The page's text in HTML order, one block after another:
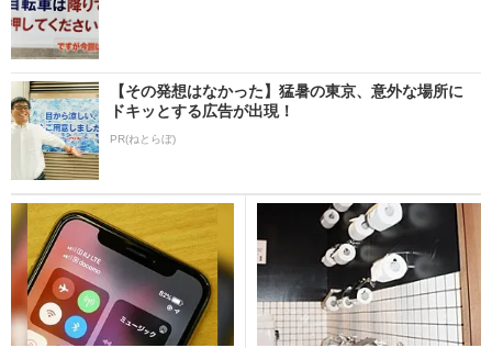
【その発想はなかった】猛暑の東京、意外な場所に
ドキッとする広告が出現！
PR(ねとらぼ)